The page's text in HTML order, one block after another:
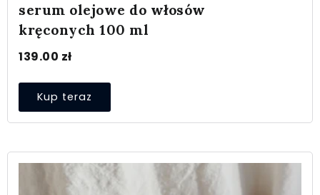
serum olejowe do włosów
kręconych 100 ml
139.00 zł
Kup teraz